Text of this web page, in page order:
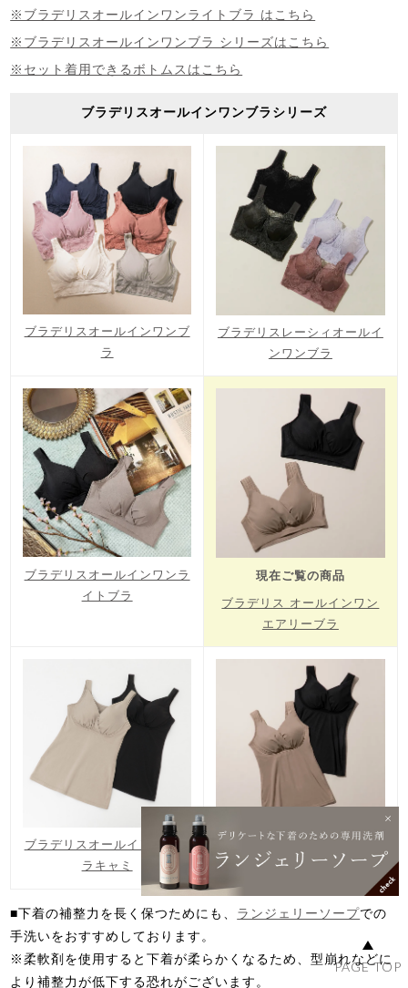
※ブラデリスオールインワンライトブラ はこちら
※ブラデリスオールインワンブラ シリーズはこちら
※セット着用できるボトムスはこちら
ブラデリスオールインワンブラシリーズ
ブラデリスオールインワンブ
ラ
ブラデリスレーシィオールイ
ンワンブラ
ブラデリスオールインワンラ
イトブラ
現在ご覧の商品
ブラデリス オールインワン
エアリーブラ
ブラデリスオールインワンブ
ラキャミ
エアリーブラキャミ
■下着の補整力を長く保つためにも、 ランジェリーソープでの
手洗いをおすすめしております。
※柔軟剤を使用すると下着が柔らかくなるため、型崩れなどに
より補整力が低下する恐れがございます。
PAGE TOP